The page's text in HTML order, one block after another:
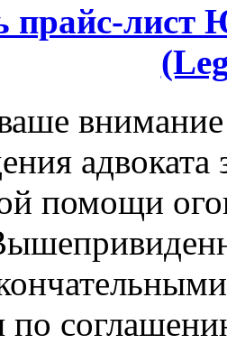
прайс-лист
внимание
адвоката
помощи